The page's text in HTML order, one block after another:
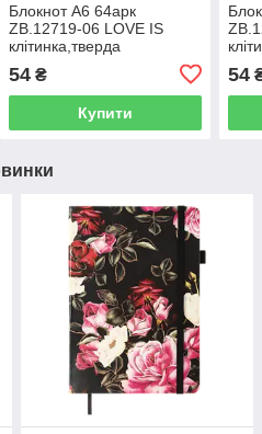
Блокнот А6 64арк
ZB.12719-06 LOVE IS
клітинка,тверда
обкладинка,мат.лам.+лак
бірюзовий KIDS Line(20)
54₴
Купити
54